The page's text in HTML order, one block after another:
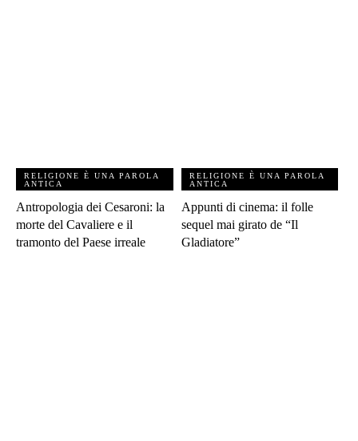
RELIGIONE È UNA PAROLA
ANTICA
Antropologia dei Cesaroni: la
morte del Cavaliere e il
tramonto del Paese irreale
RELIGIONE È UNA PAROLA
ANTICA
Appunti di cinema: il folle
sequel mai girato de “Il
Gladiatore”